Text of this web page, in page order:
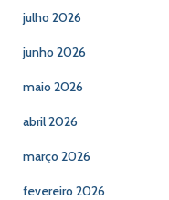
julho 2026
junho 2026
maio 2026
abril 2026
março 2026
fevereiro 2026